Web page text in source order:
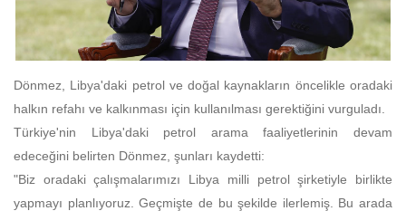
Dönmez, Libya'daki petrol ve doğal kaynakların öncelikle oradaki
halkın refahı ve kalkınması için kullanılması gerektiğini vurguladı.
Türkiye'nin Libya'daki petrol arama faaliyetlerinin devam
edeceğini belirten Dönmez, şunları kaydetti:
"Biz oradaki çalışmalarımızı Libya milli petrol şirketiyle birlikte
yapmayı planlıyoruz. Geçmişte de bu şekilde ilerlemiş. Bu arada